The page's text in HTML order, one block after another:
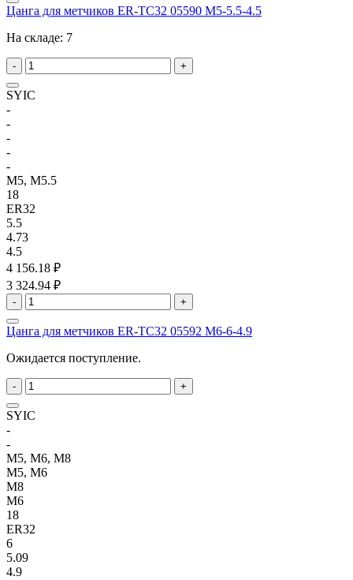
Цанга для метчиков ER-TC32 05590 M5-5.5-4.5
На складе: 7
- +
SYIC
-
-
-
-
-
M5, M5.5
18
ER32
5.5
4.73
4.5
4 156.18 ₽
3 324.94 ₽
- +
Цанга для метчиков ER-TC32 05592 M6-6-4.9
Ожидается поступление.
- +
SYIC
-
-
M5, M6, M8
M5, M6
M8
M6
18
ER32
6
5.09
4.9